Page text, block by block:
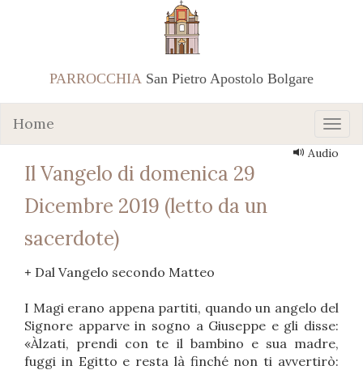
PARROCCHIA San Pietro Apostolo Bolgare
Home
Audio
Il Vangelo di domenica 29
Dicembre 2019 (letto da un
sacerdote)
+ Dal Vangelo secondo Matteo
I Magi erano appena partiti, quando un angelo del
Signore apparve in sogno a Giuseppe e gli disse:
«Àlzati, prendi con te il bambino e sua madre,
fuggi in Egitto e resta là finché non ti avvertirò: